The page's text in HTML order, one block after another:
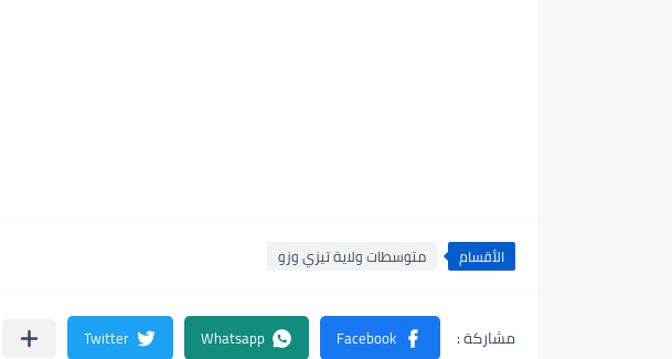
الأقسام متوسطات ولاية تيزي وزو